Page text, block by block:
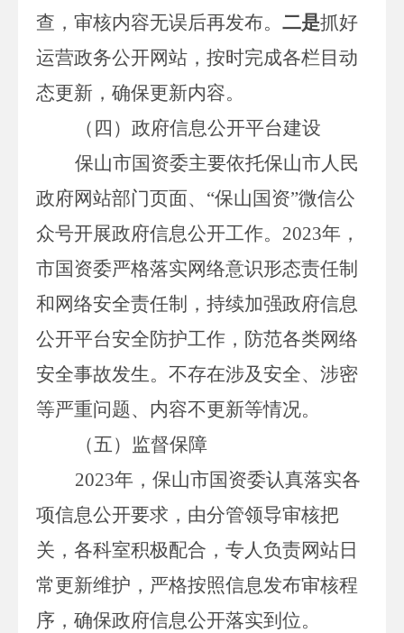
查 ，审核内容无误后再发布。 二是抓好
运营政务公开网站，按时完成各栏目动
态更新，确保更新内容。
（四）政府信息公开平台建设
保山市国资委主要依托保山市人民
政府网站部门页面、 “保山国资”微信公
众号开展政府信息公开工作。 2023年，
市国资委严格落实网络意识形态责任制
和网络安全责任制，持续加强政府信息
公开平台安全防护工作，防范各类网络
安全事故发生。 不存在涉及安全、涉密
等严重问题、内容不更新等情况。
（五）监督保障
2023年，保山市国资委认真落实各
项信息公开要求，由分管领导审核把
关，各科室积极配合，专人负责网站日
常更新维护，严格按照信息发布审核程
序，确保政府信息公开落实到位。